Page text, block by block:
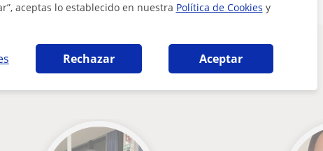
aceptas lo establecido en nuestra Política de Cookies y
Rechazar Aceptar
interesarte